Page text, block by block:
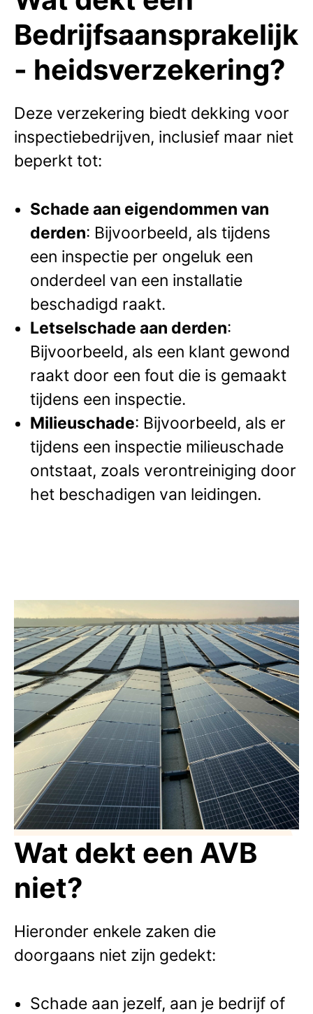
Bedrijfsaansprakelijk
- heidsverzekering?
Deze verzekering biedt dekking voor
inspectiebedrijven, inclusief maar niet
beperkt tot:
Schade aan eigendommen van
derden: Bijvoorbeeld, als tijdens
een inspectie per ongeluk een
onderdeel van een installatie
beschadigd raakt.
Letselschade aan derden:
Bijvoorbeeld, als een klant gewond
raakt door een fout die is gemaakt
tijdens een inspectie.
Milieuschade: Bijvoorbeeld, als er
tijdens een inspectie milieuschade
ontstaat, zoals verontreiniging door
het beschadigen van leidingen.
Wat dekt een AVB
niet?
Hieronder enkele zaken die
doorgaans niet zijn gedekt:
Schade aan jezelf, aan je bedrijf of